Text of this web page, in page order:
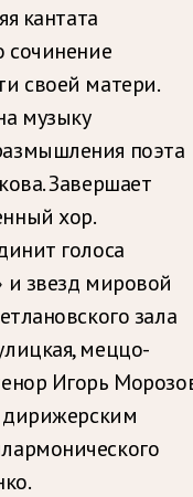
кантата
сочинение
своей матери.
музыку
поэта
Завершает
хор.
голоса
и звезд мировой
зала
меццо-
Игорь
дирижерским